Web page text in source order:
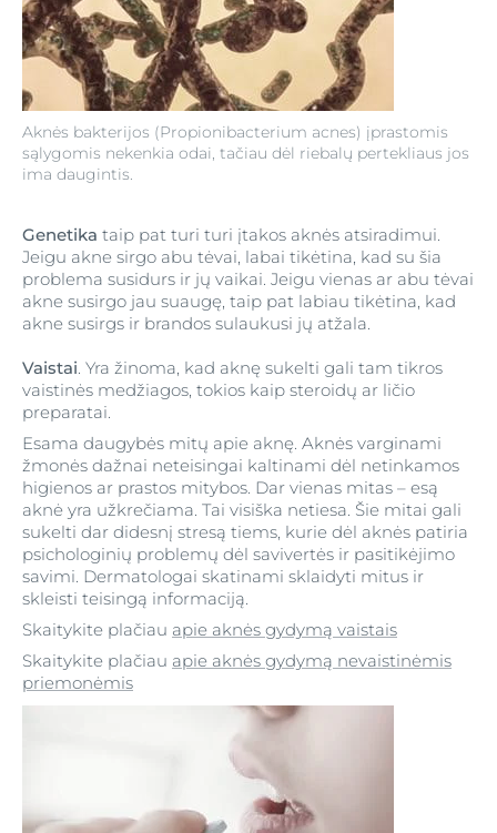
Aknės bakterijos (Propionibacterium acnes) įprastomis
sąlygomis nekenkia odai, tačiau dėl riebalų pertekliaus jos
ima daugintis.
Genetika taip pat turi turi įtakos aknės atsiradimui.
Jeigu akne sirgo abu tėvai, labai tikėtina, kad su šia
problema susidurs ir jų vaikai. Jeigu vienas ar abu tėvai
akne susirgo jau suaugę, taip pat labiau tikėtina, kad
akne susirgs ir brandos sulaukusi jų atžala.
Vaistai. Yra žinoma, kad aknę sukelti gali tam tikros
vaistinės medžiagos, tokios kaip steroidų ar ličio
preparatai.
Esama daugybės mitų apie aknę. Aknės varginami
žmonės dažnai neteisingai kaltinami dėl netinkamos
higienos ar prastos mitybos. Dar vienas mitas – esą
aknė yra užkrečiama. Tai visiška netiesa. Šie mitai gali
sukelti dar didesnį stresą tiems, kurie dėl aknės patiria
psichologinių problemų dėl savivertės ir pasitikėjimo
savimi. Dermatologai skatinami sklaidyti mitus ir
skleisti teisingą informaciją.
Skaitykite plačiau apie aknės gydymą vaistais
Skaitykite plačiau apie aknės gydymą nevaistinėmis
priemonėmis